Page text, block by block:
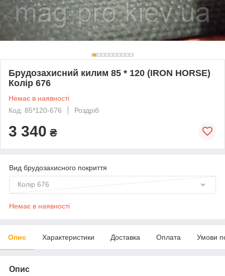
Брудозахисний килим 85 * 120 (IRON HORSE)
Колір 676
Немає в наявності
Код: 85*120-676
Роздріб
3 340 ₴
Вид брудозахисного покриття
Колір 676
Немає в наявності
Опис Характеристики Доставка Оплата Умови
Опис